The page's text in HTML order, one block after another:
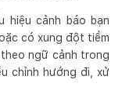
hiệu cảnh báo bạn
có xung đột tiềm
ngữ cảnh trong
chỉnh hướng đi, xử